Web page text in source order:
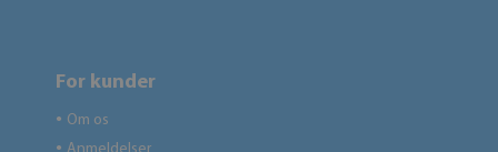
For kunder
● Om os
●